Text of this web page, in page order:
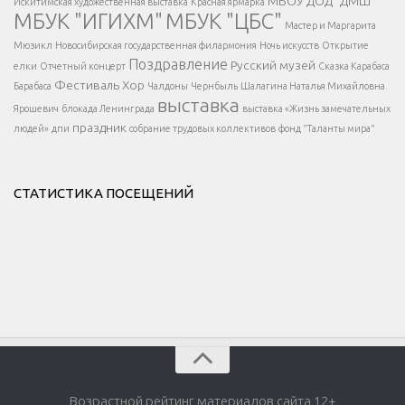
Написать
</button >
</div >
</div > </div >
МБУК "ИГИХМ" МБУК "ЦБС" Мастер и Маргарита
Мюзикл Новосибирская государственная филармония Ночь искусств Открытие
елки Отчетный концерт Поздравление Русский музей Сказка Карабаса
Барабаса Фестиваль Хор Чалдоны Чернбыль Шалагина Наталья Михайловна
Ярошевич блокада Ленинграда выставка выставка «Жизнь замечательных
людей» дпи праздник собрание трудовых коллективов фонд "Таланты мира"
СТАТИСТИКА ПОСЕЩЕНИЙ
Возрастной рейтинг материалов сайта 12+